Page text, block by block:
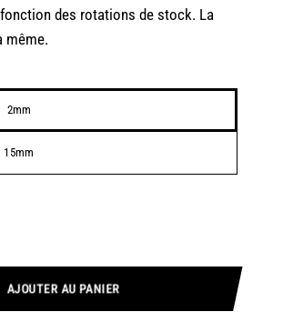
des rotations de stock. La
même.
2mm
15mm
AJOUTER AU PANIER